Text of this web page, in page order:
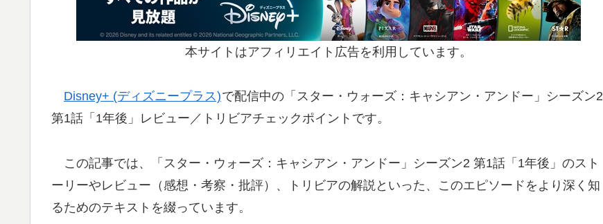
本サイトはアフィリエイト広告を利用しています。
Disney+ (ディズニープラス)で配信中の「スター・ウォーズ：キャシアン・アンドー」シーズン2
第1話「1年後」レビュー／トリビアチェックポイントです。
この記事では、「スター・ウォーズ：キャシアン・アンドー」シーズン2 第1話「1年後」のスト
ーリーやレビュー（感想・考察・批評）、トリビアの解説といった、このエピソードをより深く知
るためのテキストを綴っています。